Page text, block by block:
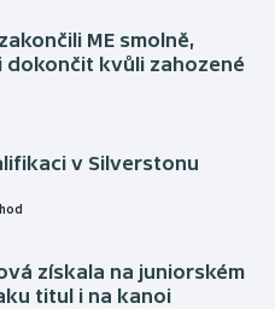
ME smolně,
dokončit kvůli zahozené
v Silverstonu
získala na juniorském
titul i na kanoi